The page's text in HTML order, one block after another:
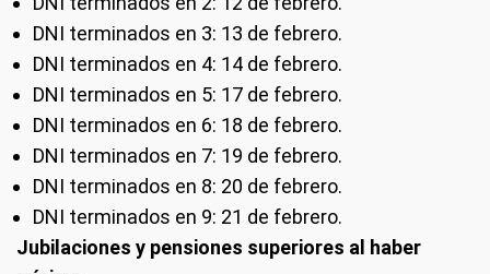
DNI terminados en 3: 13 de febrero.
DNI terminados en 4: 14 de febrero.
DNI terminados en 5: 17 de febrero.
DNI terminados en 6: 18 de febrero.
DNI terminados en 7: 19 de febrero.
DNI terminados en 8: 20 de febrero.
DNI terminados en 9: 21 de febrero.
Jubilaciones y pensiones superiores al haber